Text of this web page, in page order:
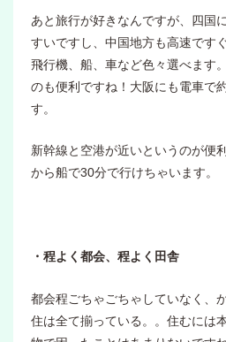
あと旅行が好きなんですが、四国
すいですし、中国地方も高速です
飛行機、船、車など色々選べます
のも便利ですね！大阪にも電車で
す。
新幹線と空港が近いというのが便
から船で30分で行けちゃいます。
・程よく都会、程よく田舎
都会程ごちゃごちゃしていなく、
住は全て揃っている。。住むには